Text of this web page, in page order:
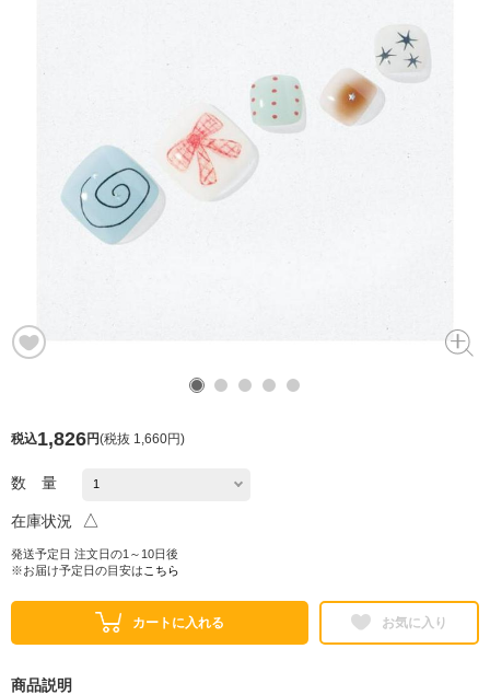
税込1,826円(税抜 1,660円)
数 量
在庫状況 △
発送予定日 注文日の1～10日後
※お届け予定日の目安は こちら
カートに入れる お気に入り
商品説明